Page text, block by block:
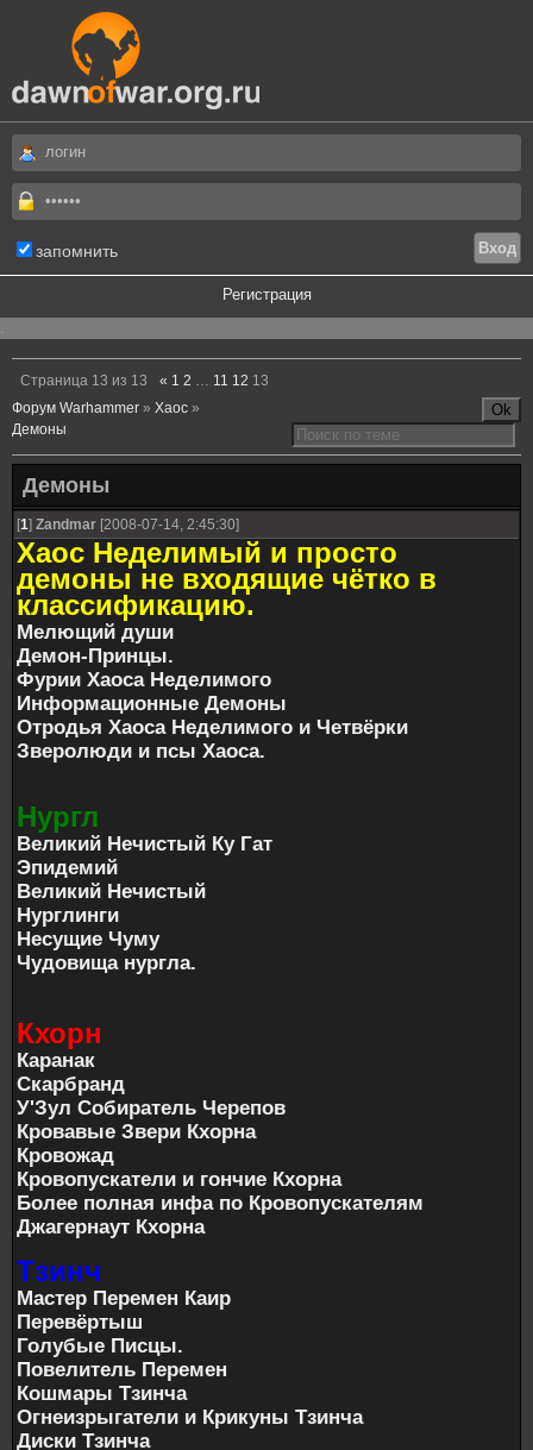
запомнить
Регистрация
.
Страница 13 из 13 « 1 2 … 11 12 13
Форум Warhammer » Хаос »
Демоны
Демоны
[1] Zandmar [2008-07-14, 2:45:30]
Хаос Неделимый и просто
демоны не входящие чётко в
классификацию.
Мелющий души
Демон-Принцы.
Фурии Хаоса Неделимого
Информационные Демоны
Отродья Хаоса Неделимого и Четвёрки
Зверолюди и псы Хаоса.
Нургл
Великий Нечистый Ку Гат
Эпидемий
Великий Нечистый
Нурглинги
Несущие Чуму
Чудовища нургла.
Кхорн
Каранак
Скарбранд
У'Зул Собиратель Черепов
Кровавые Звери Кхорна
Кровожад
Кровопускатели и гончие Кхорна
Более полная инфа по Кровопускателям
Джагернаут Кхорна
Тзинч
Мастер Перемен Каир
Перевёртыш
Голубые Писцы.
Повелитель Перемен
Кошмары Тзинча
Огнеизрыгатели и Крикуны Тзинча
Диски Тзинча